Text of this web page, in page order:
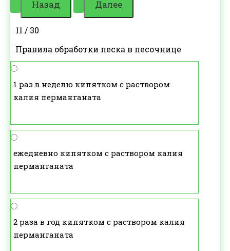
11 / 30
Правила обработки песка в песочнице
1 раз в неделю кипятком с раствором
калия перманганата
ежедневно кипятком с раствором калия
перманганата
2 раза в год кипятком с раствором калия
перманганата